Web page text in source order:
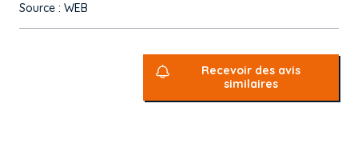
Source : WEB
Recevoir des avis
similaires